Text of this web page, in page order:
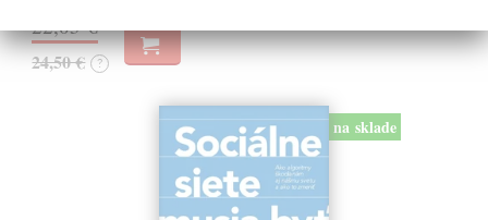
22,05 €
24,50 € ?
na sklade